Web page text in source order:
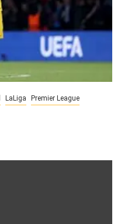
LaLiga Premier League